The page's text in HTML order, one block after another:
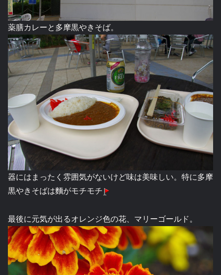
薬膳カレーと多摩黒やきそば。
器にはまったく雰囲気がないけど味は美味しい。特に多摩
黒やきそばは麵がモチモチ
最後に元気が出るオレンジ色の花、マリーゴールド。